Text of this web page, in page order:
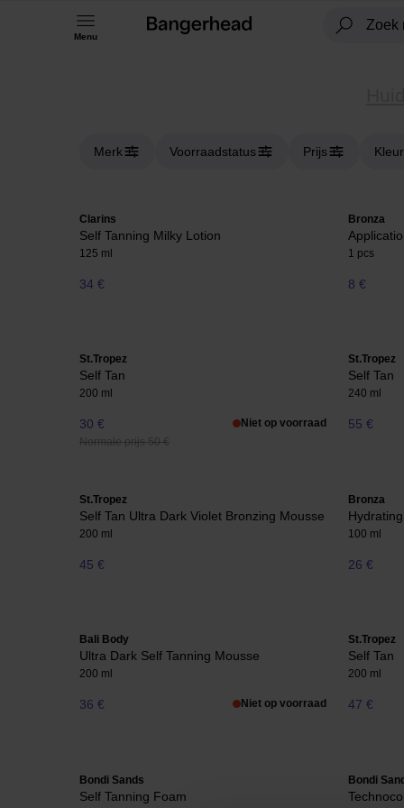
Menu
Merk Voorraadstatus Prijs Kleur
Clarins
Self Tanning Milky Lotion
125 ml
34 €
Bronza
1 pcs
8 €
St.Tropez
Self Tan
200 ml
30 €
Normale prijs 50 €
Niet op voorraad
St.Tropez
Self Tan
240 ml
55 €
St.Tropez
Self Tan Ultra Dark Violet Bronzing Mousse
200 ml
45 €
Bronza
100 ml
26 €
Bali Body
Ultra Dark Self Tanning Mousse
200 ml
36 € Niet op voorraad
St.Tropez
Self Tan
200 ml
47 €
Bondi Sands
Self Tanning Foam
Bondi